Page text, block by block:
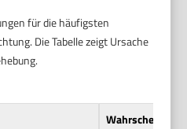
für die häufigsten
Die Tabelle zeigt Ursache